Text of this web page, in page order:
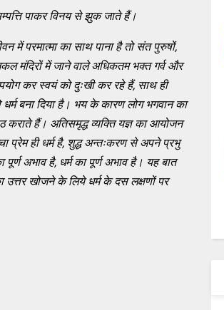
पाकर विनय से झुक जाते हैं।
में परमात्मा का साथ पाना है तो संत पुरुषों,
मंदिरों में जाने वाले अधिकतम भक्त गर्व और
कर स्वयं को दुःखी कर रहे हैं, साथ ही
बना दिया है। भय के कारण लोग भगवान का
हैं। अतिसमृद्ध व्यक्ति यज्ञ का आयोजन
प्रेम ही धर्म है, शुद्ध अन्तःकरण से अपने प्रभु
अभाव है, धर्म का पूर्ण अभाव है। यह बात
खोजने के लिये धर्म के दस लक्षणों पर